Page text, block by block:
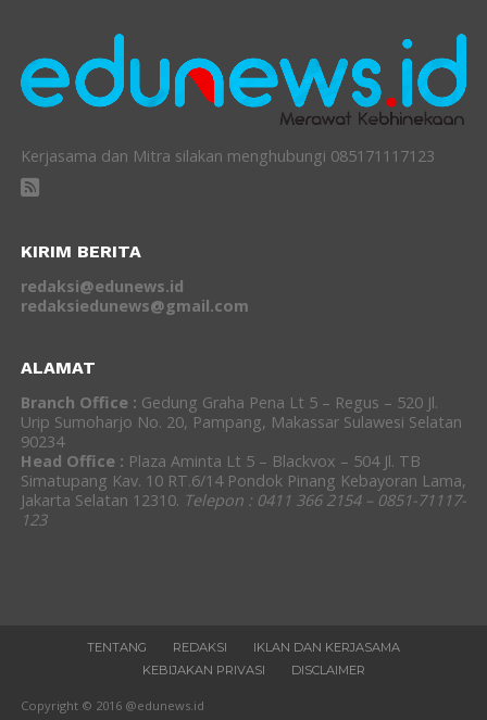
Kerjasama dan Mitra silakan menghubungi 085171117123
KIRIM BERITA
redaksi@edunews.id
redaksiedunews@gmail.com
ALAMAT
Branch Office : Gedung Graha Pena Lt 5 – Regus – 520 Jl.
Urip Sumoharjo No. 20, Pampang, Makassar Sulawesi Selatan
90234
Head Office : Plaza Aminta Lt 5 – Blackvox – 504 Jl. TB
Simatupang Kav. 10 RT.6/14 Pondok Pinang Kebayoran Lama,
Jakarta Selatan 12310. Telepon : 0411 366 2154 – 0851-71117-
123
TENTANG REDAKSI
IKLAN DAN KERJASAMA
KEBIJAKAN PRIVASI
DISCLAIMER
Copyright © 2016 @edunews.id